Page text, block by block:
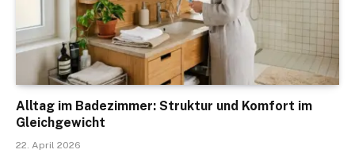
Alltag im Badezimmer: Struktur und Komfort im
Gleichgewicht
22. April 2026